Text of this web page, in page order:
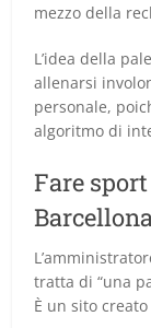
mezzo della
L’idea della
allenarsi
personale,
algoritmo di
Fare
tratta di “una
È un sito